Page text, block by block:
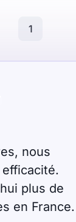
1
nous
plus de
en France.